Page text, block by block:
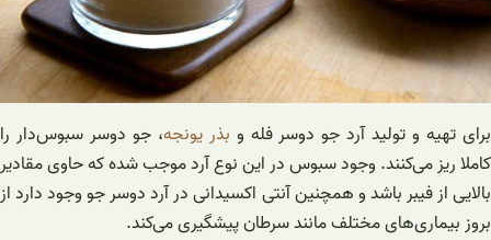
برای تهیه و تولید آرد جو دوسر فله و بذر یونجه، جو دوسر سبوس‌دار را
کاملا ریز می‌کنند. وجود سبوس در این نوع آرد موجب شده که حاوی مقادیر
بالایی از فیبر باشد و همچنین آنتی اکسیدانی در آرد دوسر جو وجود دارد از
بروز بیماری‌های مختلف مانند سرطان پیشگیری می‌کند.